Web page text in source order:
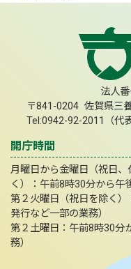
法人
〒841-0204 佐賀県三
Tel:0942-92-2011（代
開庁時間
月曜日から金曜日（祝日
く）：午前8時30分から午
第２火曜日（祝日を除く
発行など一部の業務）
第２土曜日：午前8時30分
務）